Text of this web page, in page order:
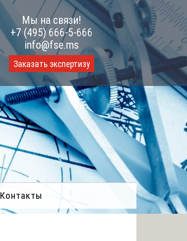
Мы на связи!
+7 (495) 666-5-666
info@fse.ms
Заказать экспертизу
Контакты